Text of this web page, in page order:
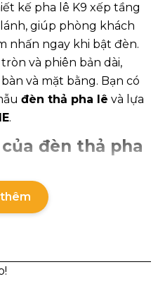
kế pha lê K9 xếp tầng
giúp phòng khách
nhấn ngay khi bật đèn.
và phiên bản dài,
và mặt bằng. Bạn có
đèn thả pha lê và lựa
.
đèn thả pha